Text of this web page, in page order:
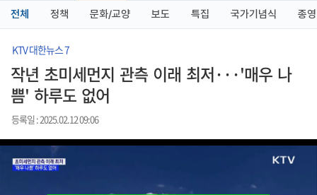
서 도메인 주소를 확인해 보세요
전체 정책 문화/교양 보도 특집 국가기념식 종영
KTV 대한뉴스 7
작년 초미세먼지 관측 이래 최저···'매우 나
쁨' 하루도 없어
등록일 : 2025.02.12 09:06